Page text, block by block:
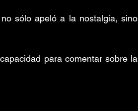
sólo apeló a la nostalgia, sino
para comentar sobre la